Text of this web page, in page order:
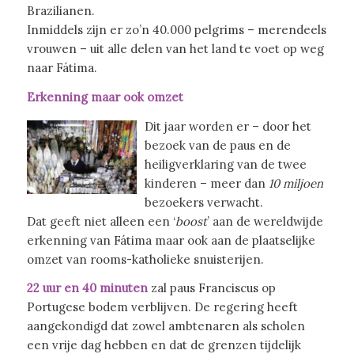
Brazilianen.
Inmiddels zijn er zo’n 40.000 pelgrims – merendeels
vrouwen – uit alle delen van het land te voet op weg
naar Fátima.
Erkenning maar ook omzet
Dit jaar worden er – door het
bezoek van de paus en de
heiligverklaring van de twee
kinderen – meer dan 10 miljoen
bezoekers verwacht.
Dat geeft niet alleen een ‘boost’ aan de wereldwijde
erkenning van Fátima maar ook aan de plaatselijke
omzet van rooms-katholieke snuisterijen.
22 uur en 40 minutenzal paus Franciscus op
Portugese bodem verblijven. De regering heeft
aangekondigd dat zowel ambtenaren als scholen
een vrije dag hebben en dat de grenzen tijdelijk